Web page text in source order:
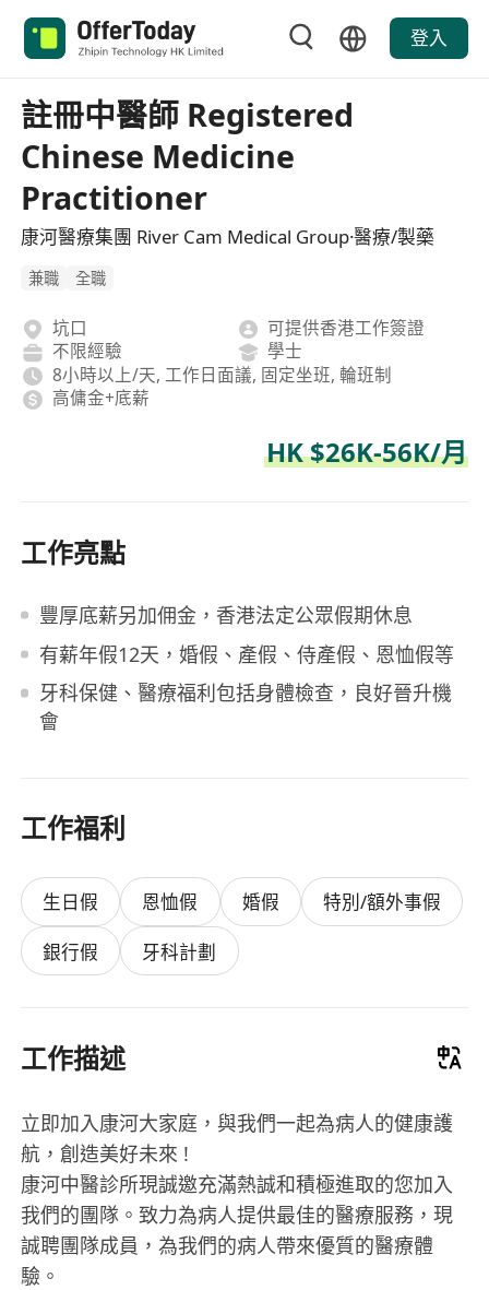
登入
註冊中醫師 Registered
Chinese Medicine
Practitioner
康河醫療集團 River Cam Medical Group·醫療/製藥
兼職 全職
坑口
可提供香港工作簽證
不限經驗
學士
8小時以上/天, 工作日面議, 固定坐班, 輪班制
高傭金+底薪
HK $26K-56K/月
工作亮點
豐厚底薪另加佣金，香港法定公眾假期休息
有薪年假12天，婚假、產假、侍產假、恩恤假等
牙科保健、醫療福利包括身體檢查，良好晉升機
會
工作福利
生日假 恩恤假 婚假
特別/額外事假
銀行假
牙科計劃
工作描述
立即加入康河大家庭，與我們一起為病人的健康護
航，創造美好未來 !
康河中醫診所現誠邀充滿熱誠和積極進取的您加入
我們的團隊。致力為病人提供最佳的醫療服務，現
誠聘團隊成員，為我們的病人帶來優質的醫療體
驗。